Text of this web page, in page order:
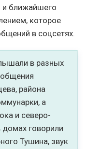
и ближайшего
которое
в соцсетях.
в разных
района
а
и северо-
говорили
Тушина, звук